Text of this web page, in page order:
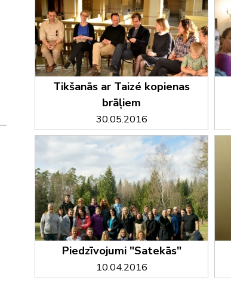
Tikšanās ar Taizé kopienas
brāļiem
30.05.2016
Piedzīvojumi "Satekās"
10.04.2016